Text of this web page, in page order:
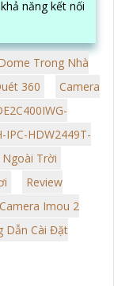
năng kết nối
Trong Nhà
360
Camera
IPC-HDW2449T-
Ngoài Trời
Review
Camera Imou 2
Dẫn Cài Đặt